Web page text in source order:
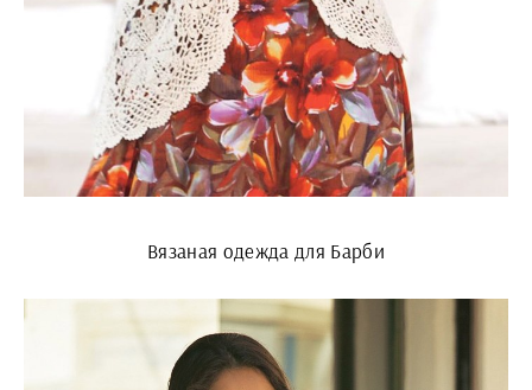
Вязаная одежда для Барби